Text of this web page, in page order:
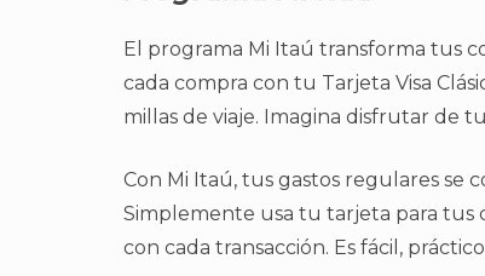
El programa Mi Itaú transforma tus
cada compra con tu Tarjeta Visa
millas de viaje. Imagina disfrutar de
Con Mi Itaú, tus gastos regulares se
Simplemente usa tu tarjeta para tus
con cada transacción. Es fácil,